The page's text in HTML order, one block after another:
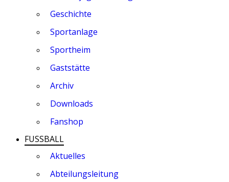
Geschichte
Sportanlage
Sportheim
Gaststätte
Archiv
Downloads
Fanshop
FUSSBALL
Aktuelles
Abteilungsleitung